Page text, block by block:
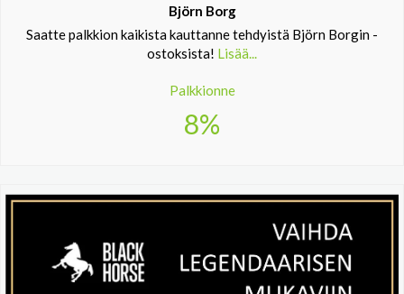
Björn Borg
Saatte palkkion kaikista kauttanne tehdyistä Björn Borgin -
ostoksista! Lisää...
Palkkionne
8%